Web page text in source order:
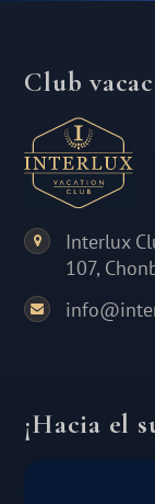
Club
Interlux
107,
¡Hacia el